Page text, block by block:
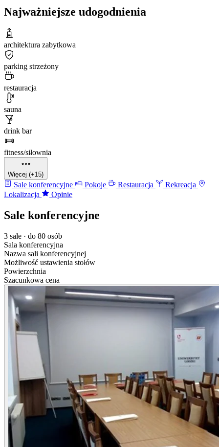
Najważniejsze udogodnienia
architektura zabytkowa
parking strzeżony
restauracja
sauna
drink bar
fitness/siłownia
Więcej (+15)
Sale konferencyjne Pokoje Restauracja
Rekreacja
Lokalizacja
Opinie
Sale konferencyjne
3 sale · do 80 osób
Sala konferencyjna
Nazwa sali konferencyjnej
Możliwość ustawienia stołów
Powierzchnia
Szacunkowa cena